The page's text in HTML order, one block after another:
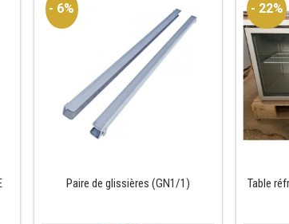
- 6%
Paire de glissières (GN1/1)
- 22%
Table